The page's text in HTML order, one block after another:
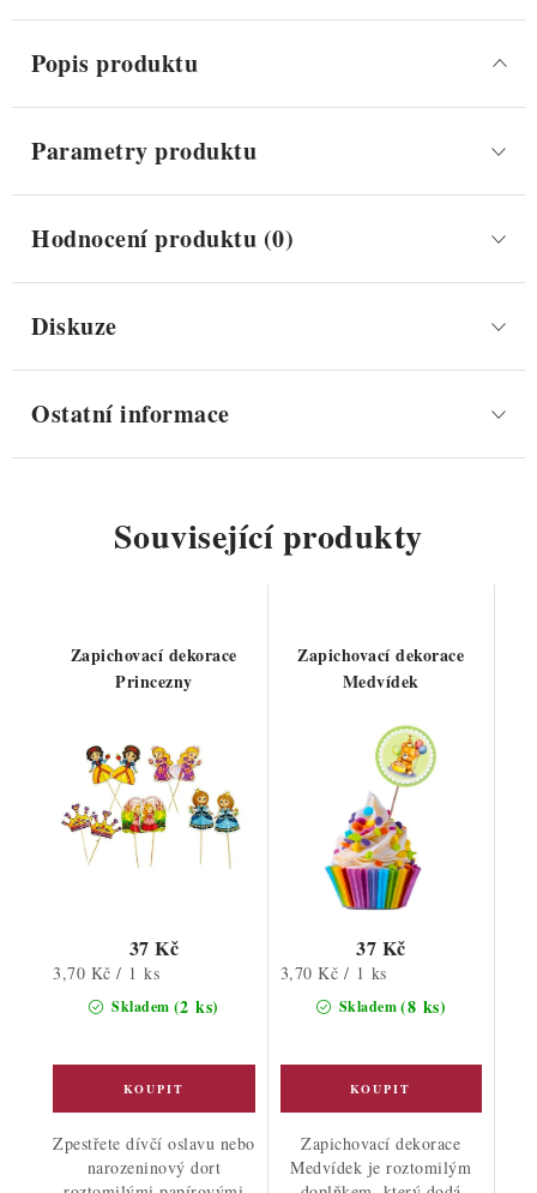
Popis produktu
Parametry produktu
Hodnocení produktu (0)
Diskuze
Ostatní informace
Související produkty
Zapichovací dekorace
Princezny
Skladem (2 ks)
37 Kč
Měrná
3,70 Kč / 1 ks
Zpestřete dívčí oslavu nebo
narozeninový dort
Zapichovací dekorace
Medvídek
Skladem(8 ks)
37 Kč
Měrná
3,70 Kč / 1 ks
Zapichovací dekorace
Medvídek je roztomilým